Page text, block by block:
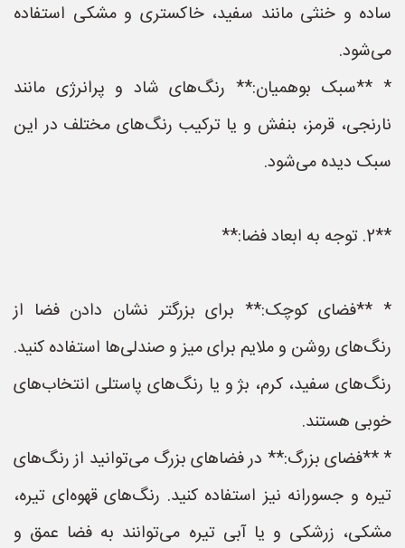
ساده و خنثی مانند سفید، خاکستری و مشکی استفاده
می‌شود.
* **سبک بوهمیان:** رنگ‌های شاد و پرانرژی مانند
نارنجی، قرمز، بنفش و یا ترکیب رنگ‌های مختلف در این
سبک دیده می‌شود.
**2. توجه به ابعاد فضا:**
* **فضای کوچک:** برای بزرگتر نشان دادن فضا از
رنگ‌های روشن و ملایم برای میز و صندلی‌ها استفاده کنید.
رنگ‌های سفید، کرم، بژ و یا رنگ‌های پاستلی انتخاب‌های
خوبی هستند.
* **فضای بزرگ:** در فضاهای بزرگ می‌توانید از رنگ‌های
تیره و جسورانه نیز استفاده کنید. رنگ‌های قهوه‌ای تیره،
مشکی، زرشکی و یا آبی تیره می‌توانند به فضا عمق و